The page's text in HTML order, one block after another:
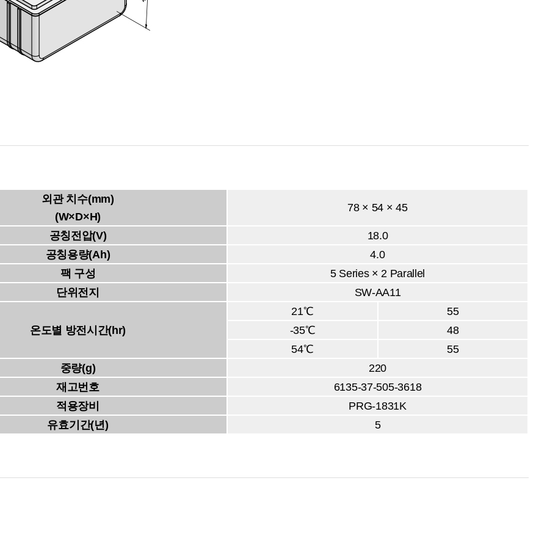
외관 치수(mm)
(W×D×H)
78 × 54 × 45
공칭전압(V)
18.0
공칭용량(Ah)
4.0
팩 구성
5 Series × 2 Parallel
단위전지
SW-AA11
온도별 방전시간(hr)
21℃
55
-35℃
48
54℃
55
중량(g)
220
재고번호
6135-37-505-3618
적용장비
PRG-1831K
유효기간(년)
5